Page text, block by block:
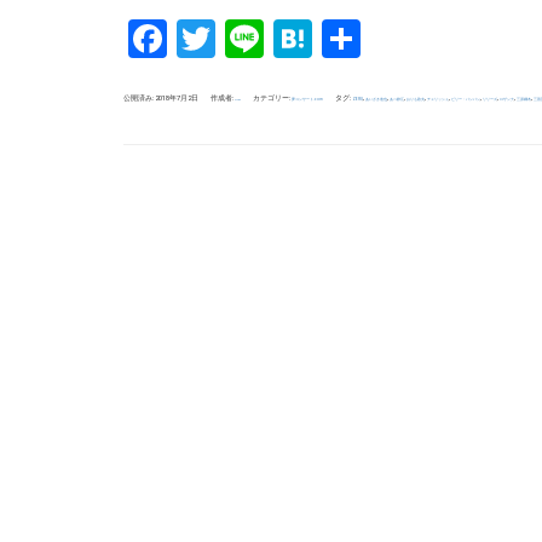
Facebook
Twitter
LineHatena
公開済み: 2018年7月2日 作成者: カテゴリー: 夢コンサート.com タグ: ZERO あいざき進也 あべ静江 おりも政夫 チェリッシュ ビリー・バンバン リリーズ ロザンナ 三原綱木 三善